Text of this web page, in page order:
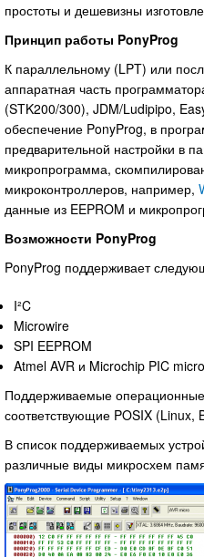
простоты и дешевизны
Принцип работы PonyProg
К параллельному (LPT) или
аппаратная часть
(STK200/300), JDM/Ludipipo,
обеспечение PonyProg, в
предварительной настройки в
микропрограмма,
микроконтроллеров, например,
данные из EEPROM и
Возможности PonyProg
PonyProg поддерживает
I²C
Microwire
SPI EEPROM
Atmel AVR и Microchip PIC micro
Поддерживаемые
соответствующие POSIX (Linux,
В список поддерживаемых
различные виды микросхем